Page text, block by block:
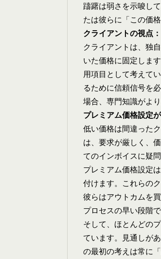
躊躇は弱さを示唆し
たは彼らに「この価
クライアントの視点：
クライアントは、独
いた価格に固定しま
用項目として考えて
るために信頼信号を
場合、専門知識がよ
プレミアム価格設定
低い価格は間違った
は、要求が厳しく、
てのインボイスに疑
プレミアム価格設定
付けます。これらの
彼らはアウトカムを
プロセスの早い段階
そして、ほとんどの
ています。見通しが
の最初の考えは常に